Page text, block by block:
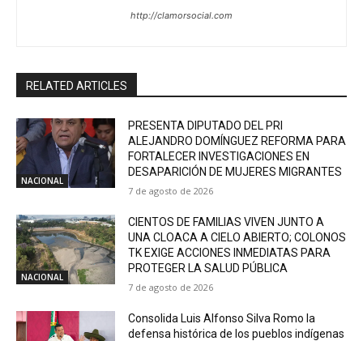
http://clamorsocial.com
RELATED ARTICLES
NACIONAL
PRESENTA DIPUTADO DEL PRI
ALEJANDRO DOMÍNGUEZ REFORMA PARA
FORTALECER INVESTIGACIONES EN
DESAPARICIÓN DE MUJERES MIGRANTES
7 de agosto de 2026
NACIONAL
CIENTOS DE FAMILIAS VIVEN JUNTO A
UNA CLOACA A CIELO ABIERTO; COLONOS
TK EXIGE ACCIONES INMEDIATAS PARA
PROTEGER LA SALUD PÚBLICA
7 de agosto de 2026
Consolida Luis Alfonso Silva Romo la
defensa histórica de los pueblos indígenas